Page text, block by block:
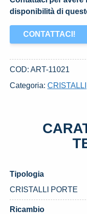
disponibilità di
CONTATTACI!
COD: ART-11021
Categoria: CRISTALLI
Tipologia
CRISTALLI PORTE
Ricambio